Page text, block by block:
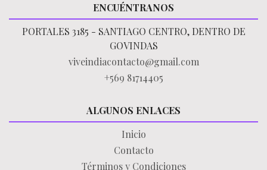
ENCUÉNTRANOS
PORTALES 3185 - SANTIAGO CENTRO, DENTRO DE
GOVINDAS
viveindiacontacto@gmail.com
+569 81714405
ALGUNOS ENLACES
Inicio
Contacto
Términos y Condiciones